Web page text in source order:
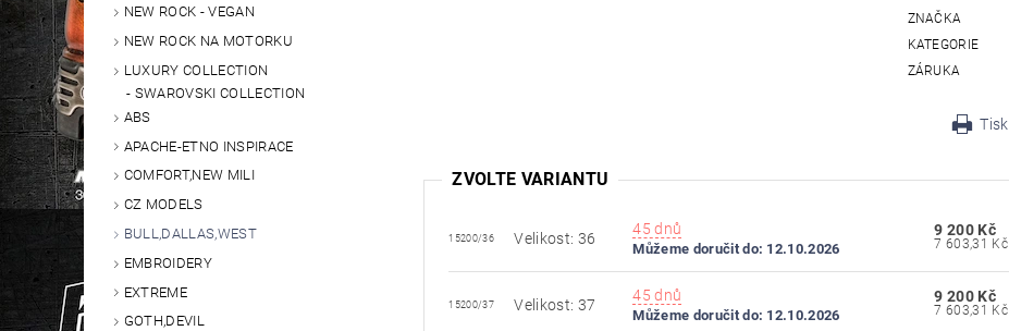
NEW ROCK - VEGAN
NEW ROCK NA MOTORKU
LUXURY COLLECTION
SWAROVSKI COLLECTION
ABS
APACHE-ETNO INSPIRACE
COMFORT,NEW MILI
CZ MODELS
BULL,DALLAS,WEST
EMBROIDERY
EXTREME
GOTH,DEVIL
ZNAČKA
KATEGORIE
ZÁRUKA
Tisk
ZVOLTE VARIANTU
15200/36 Velikost: 36
45 dnů
Můžeme doručit do: 12.10.2026
9 200 Kč
15200/37 Velikost: 37
45 dnů
Můžeme doručit do: 12.10.2026
9 200 Kč